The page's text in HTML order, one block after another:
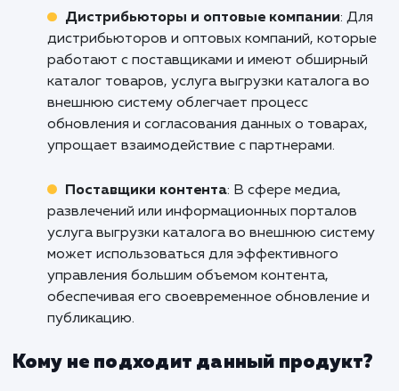
Позвольте нам заботиться о
аспектах этого процесса, чтобы вы
сосредоточиться на главном -
потребностей ваших клиентов и
вашего бизнеса.
Кому подходит данный продукт?
Онлайн-ретейлеры: Услуга выгрузки
каталога во внешнюю систему идеально
подходит для онлайн-ретейлеров, которые
имеют большой объем товаров и
автоматическом обновлении информации о
товарах, ценах и наличии. Это упрощает
процесс управления каталогом и